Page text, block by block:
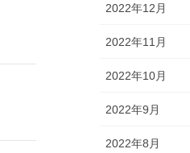
2022年12月
2022年11月
2022年10月
2022年9月
2022年8月